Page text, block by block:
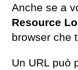
Anche se a
Resource
browser che
Un URL può